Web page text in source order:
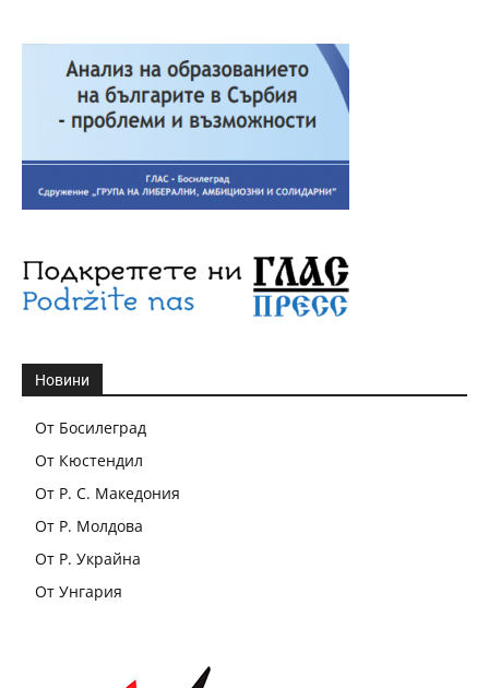
Новини
От Босилеград
От Кюстендил
От Р. С. Македония
От Р. Молдова
От Р. Украйна
От Унгария